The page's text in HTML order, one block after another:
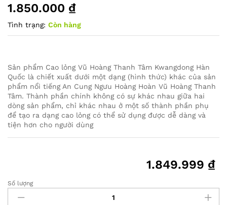
1.850.000 ₫
Tình trạng: Còn hàng
Sản phẩm Cao lỏng Vũ Hoàng Thanh Tâm Kwangdong Hàn
Quốc là chiết xuất dưới một dạng (hình thức) khác của sản
phẩm nổi tiếng An Cung Ngưu Hoàng Hoàn Vũ Hoàng Thanh
Tâm. Thành phần chính không có sự khác nhau giữa hai
dòng sản phẩm, chỉ khác nhau ở một số thành phần phụ
để tạo ra dạng cao lỏng có thể sử dụng được dễ dàng và
tiện hơn cho người dùng
1.849.999 ₫
An
Cung
Số lượng